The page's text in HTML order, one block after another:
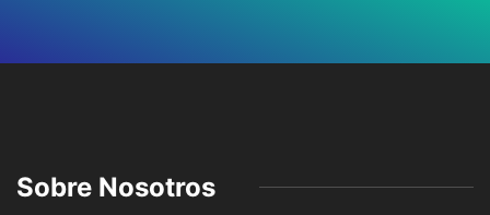
Sobre Nosotros